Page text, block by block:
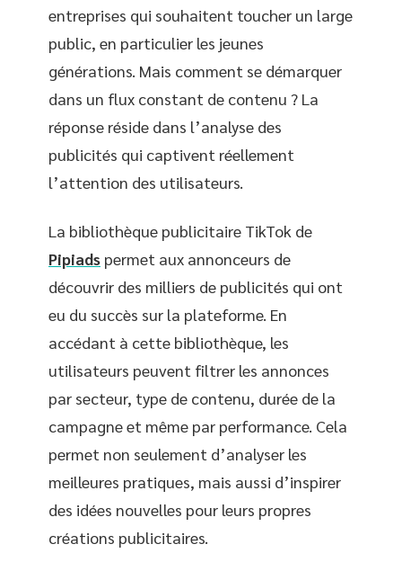
entreprises qui souhaitent toucher un large
public, en particulier les jeunes
générations. Mais comment se démarquer
dans un flux constant de contenu ? La
réponse réside dans l’analyse des
publicités qui captivent réellement
l’attention des utilisateurs.
La bibliothèque publicitaire TikTok de
Pipiads permet aux annonceurs de
découvrir des milliers de publicités qui ont
eu du succès sur la plateforme. En
accédant à cette bibliothèque, les
utilisateurs peuvent filtrer les annonces
par secteur, type de contenu, durée de la
campagne et même par performance. Cela
permet non seulement d’analyser les
meilleures pratiques, mais aussi d’inspirer
des idées nouvelles pour leurs propres
créations publicitaires.